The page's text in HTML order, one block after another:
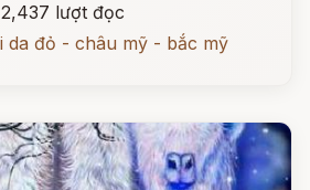
2,437 lượt đọc
da đỏ - châu mỹ - bắc mỹ